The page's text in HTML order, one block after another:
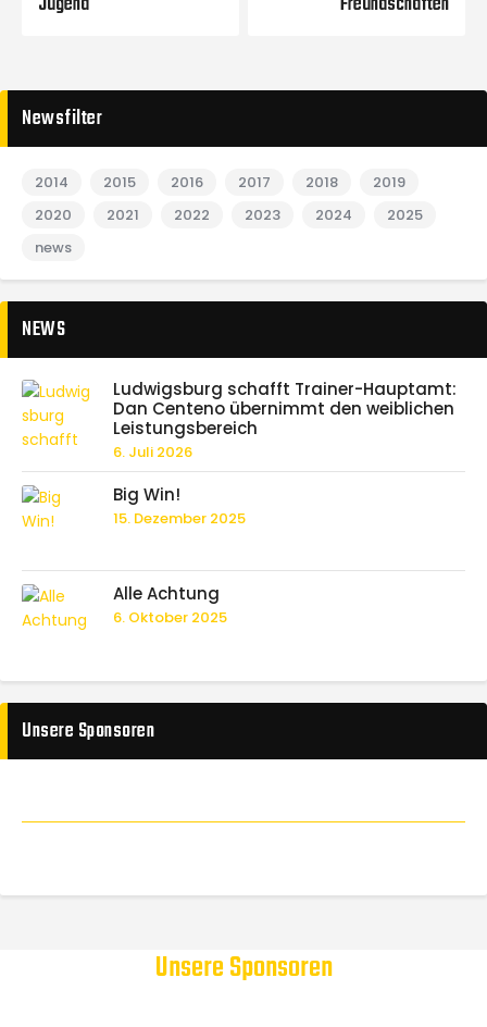
Newsfilter
2014 2015 2016 2017 2018
2019
2020
2021 2022 2023 2024
2025
news
NEWS
Ludwigsburg schafft Trainer-Hauptamt:
Dan Centeno übernimmt den weiblichen
Leistungsbereich
6. Juli 2026
Big Win!
15. Dezember 2025
Alle Achtung
6. Oktober 2025
Unsere Sponsoren
Unsere Sponsoren